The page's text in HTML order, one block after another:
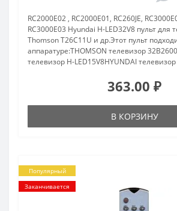
RC2000E02 , RC2000E01, RC260JE,
RC3000E03 Hyundai H-LED32V8 пульт для
Thomson T26C11U и др.Этот пульт
аппаратуре:THOMSON телевизор
телевизор H-LED15V8HYUNDAI телевизор
363.00 ₽
В КОРЗИНУ
Популярный
Заканчивается